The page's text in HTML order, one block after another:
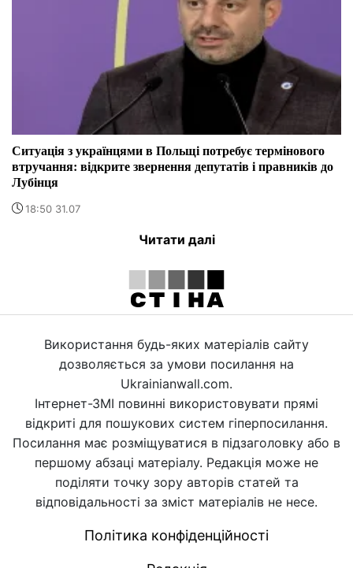
Ситуація з українцями в Польщі потребує термінового
втручання: відкрите звернення депутатів і правників до
Лубінця
18:50 31.07
Читати далі
Використання будь-яких матеріалів сайту
дозволяється за умови посилання на
Ukrainianwall.com.
Інтернет-ЗМІ повинні використовувати прямі
відкриті для пошукових систем гіперпосилання.
Посилання має розміщуватися в підзаголовку або в
першому абзаці матеріалу. Редакція може не
поділяти точку зору авторів статей та
відповідальності за зміст матеріалів не несе.
Політика конфіденційності